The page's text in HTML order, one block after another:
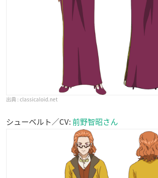
classicaloid.net
シューベルト／CV:前野智昭さん